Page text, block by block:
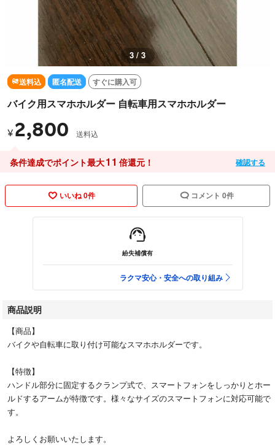
3 / 3
送料込 匿名配送 すぐに購入可
バイク用スマホホルダー 自転車用スマホホルダー
¥ 2,800 送料込
条件達成でポイント最大11 倍還元！ 確認する
いいね 0件 コメント 0件
紛失補償有
ラクマ安心・安全への取り組み
商品説明
【商品】
バイクや自転車に取り付け可能なスマホホルダーです。
【特徴】
ハンドル部分に固定するクランプ式で、スマートフォンをしっかりとホー
ルドするアームが特徴です。様々なサイズのスマートフォンに対応可能で
す。
よろしくお願いいたします。